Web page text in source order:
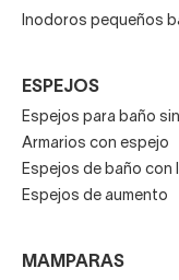
también podrás
elementos del
Asiento y tapa
de caída
Inodoros pequeños
ESPEJOS
Espejos para baño
Armarios con espejo
Espejos de baño con
Espejos de aumento
MAMPARAS